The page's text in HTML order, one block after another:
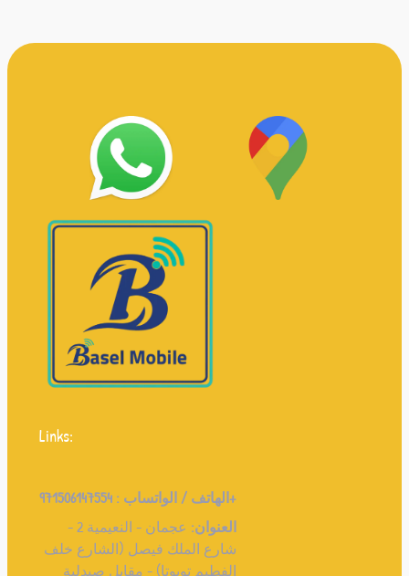
Links:
الهاتف / الواتساب :971506147554+
العنوان:
عجمان - النعيمية 2 -
شارع الملك فيصل (الشارع خلف
الفطيم تويوتا) - مقابل صيدلية